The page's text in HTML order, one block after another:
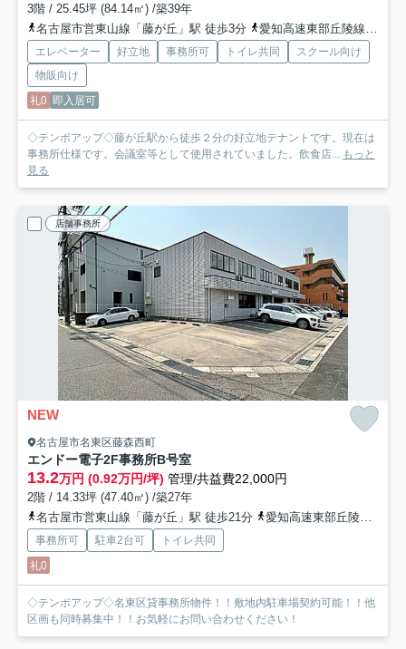
3階 / 25.45坪 (84.14㎡) /築39年
名古屋市営東山線「藤が丘」駅 徒歩3分
愛知高速東部丘陵線「藤が丘」駅 徒歩3分
エレベーター 好立地 事務所可 トイレ共同
スクール向け
物販向け
礼0 即入居可
◇テンポアップ◇藤が丘駅から徒歩２分の好立地テナントです。現在は
事務所仕様です。会議室等として使用されていました。飲食店... もっと
見る
店舗事務所
NEW
名古屋市名東区藤森西町
エンドー電子2F事務所B号室
13.2万円 (0.92万円/坪) 管理/共益費22,000円
2階 / 14.33坪 (47.40㎡) /築27年
名古屋市営東山線「藤が丘」駅 徒歩21分
愛知高速東部丘陵線「藤が丘」駅 徒歩21分
事務所可 駐車2台可
トイレ共同
礼0
◇テンポアップ◇名東区貸事務所物件！！敷地内駐車場契約可能！！他
区画も同時募集中！！お気軽にお問い合わせください！